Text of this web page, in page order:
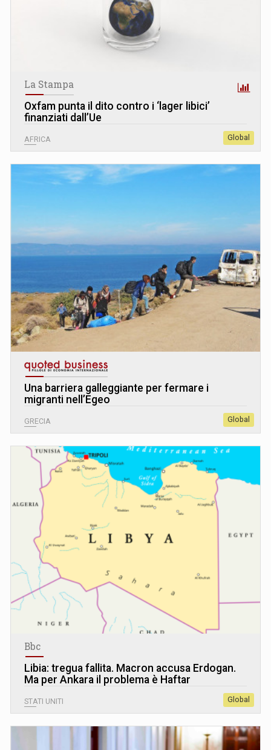
La Stampa
Oxfam punta il dito contro i ‘lager libici’
finanziati dall’Ue
AFRICA Global
Una barriera galleggiante per fermare i
migranti nell’Egeo
GRECIA Global
Bbc
Libia: tregua fallita. Macron accusa Erdogan.
Ma per Ankara il problema è Haftar
STATI UNITI Global